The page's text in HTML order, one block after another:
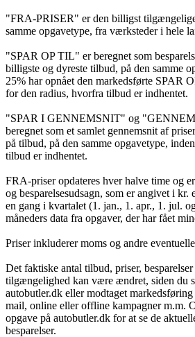
"FRA-PRISER" er den billigst
samme opgavetype, fra værksteder i hele
"SPAR OP TIL" er beregnet som
billigste og dyreste tilbud, på den samme
25% har opnået den markedsførte SPAR
for den radius, hvorfra tilbud er indhentet.
"SPAR I GENNEMSNIT" og
beregnet som et samlet gennemsnit af
på tilbud, på den samme opgavetype,
tilbud er indhentet.
FRA-priser opdateres hver halve time og
og besparelsesudsagn, som er angivet i kr.
en gang i kvartalet (1. jan., 1. apr., 1. jul.
måneders data fra opgaver, der har fået
Priser inkluderer moms og andre
Det faktiske antal tilbud, priser,
tilgængelighed kan være ændret, siden du
autobutler.dk eller modtaget
mail, online eller offline kampagner m.m.
opgave på autobutler.dk for at se de
besparelser.